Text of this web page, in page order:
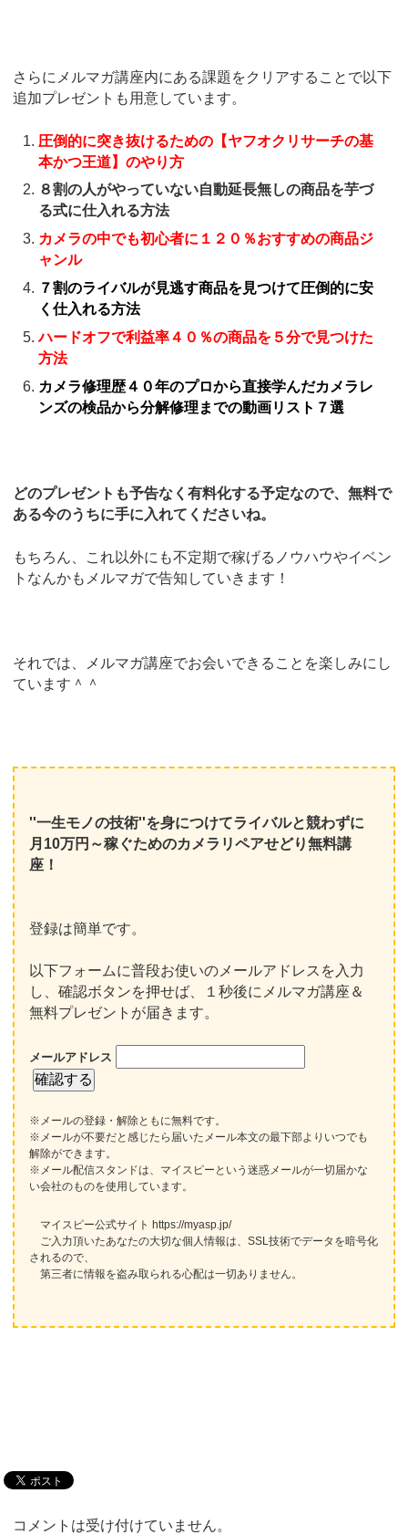
さらにメルマガ講座内にある課題をクリアすることで以下
追加プレゼントも用意しています。
圧倒的に突き抜けるための【ヤフオクリサーチの基
本かつ王道】のやり方
８割の人がやっていない自動延長無しの商品を芋づ
る式に仕入れる方法
カメラの中でも初心者に１２０％おすすめの商品ジ
ャンル
７割のライバルが見逃す商品を見つけて圧倒的に安
く仕入れる方法
ハードオフで利益率４０％の商品を５分で見つけた
方法
カメラ修理歴４０年のプロから直接学んだカメラレ
ンズの検品から分解修理までの動画リスト７選
どのプレゼントも予告なく有料化する予定なので、無料で
ある今のうちに手に入れてくださいね。
もちろん、これ以外にも不定期で稼げるノウハウやイベン
トなんかもメルマガで告知していきます！
それでは、メルマガ講座でお会いできることを楽しみにし
ています＾＾
''一生モノの技術''を身につけてライバルと競わずに
月10万円～稼ぐためのカメラリペアせどり無料講
座！
登録は簡単です。
以下フォームに普段お使いのメールアドレスを入力
し、確認ボタンを押せば、１秒後にメルマガ講座＆
無料プレゼントが届きます。
メールアドレス
※メールの登録・解除ともに無料です。
※メールが不要だと感じたら届いたメール本文の最下部よりいつでも
解除ができます。
※メール配信スタンドは、マイスピーという迷惑メールが一切届かな
い会社のものを使用しています。
マイスピー公式サイト https://myasp.jp/
ご入力頂いたあなたの大切な個人情報は、SSL技術でデータを暗号化
されるので、
第三者に情報を盗み取られる心配は一切ありません。
コメントは受け付けていません。